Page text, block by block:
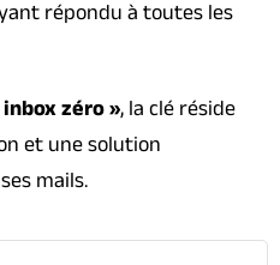
répondu à toutes les
inbox zéro », la clé réside
et une solution
mails.